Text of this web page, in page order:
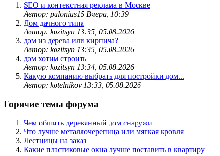
SEO и контекстная реклама в Москве
Автор: palonius15 Вчера, 10:39
Дом дачного типа
Автор: kozitsyn 13:35, 05.08.2026
дом из дерева или кирпича?
Автор: kozitsyn 13:35, 05.08.2026
дом хотим строить
Автор: kozitsyn 13:34, 05.08.2026
Какую компанию выбрать для постройки дом...
Автор: kotelnikov 13:33, 05.08.2026
Горячие темы форума
Чем обшить деревянный дом снаружи
Что лучше металлочерепица или мягкая кровля
Лестницы на заказ
Какие пластиковые окна лучше поставить в квартиру